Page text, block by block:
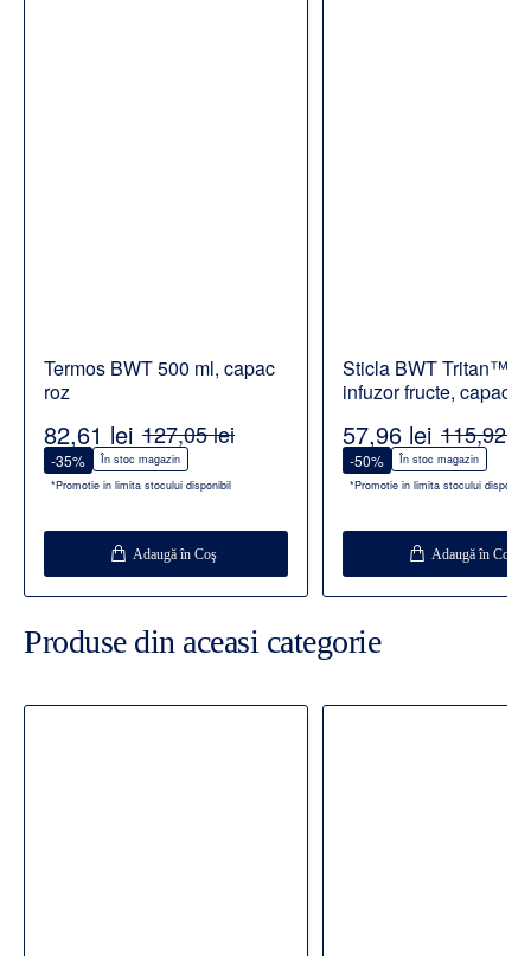
Termos BWT 500 ml, capac
roz
În stoc magazin
*Promotie in limita stocului disponibil
-35%
82,61 lei 127,05 lei
Adaugă în Coş
Sticla BWT Tritan™
infuzor fructe, capac
În stoc magazin
*Promotie in limita stocului disponibil
-50%
57,96 lei 115,92
Adaugă în Coş
Produse din aceasi categorie